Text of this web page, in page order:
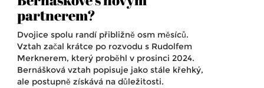
partnerem?
Dvojice spolu randí přibližně osm měsíců.
Vztah začal krátce po rozvodu s Rudolfem
Merknerem, který proběhl v prosinci 2024.
Bernášková vztah popisuje jako stále křehký,
ale postupně získává na důležitosti.